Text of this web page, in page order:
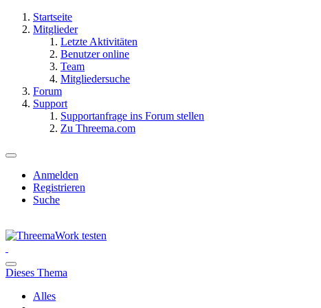
Startseite
Mitglieder
Letzte Aktivitäten
Benutzer online
Team
Mitgliedersuche
Forum
Support
Supportanfrage ins Forum stellen
Zu Threema.com
Anmelden
Registrieren
Suche
Dieses Thema
Alles